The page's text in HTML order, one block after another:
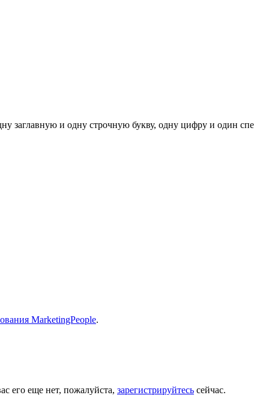
заглавную и одну строчную букву, одну цифру и один
MarketingPeople.
его еще нет, пожалуйста, зарегистрируйтесь сейчас.